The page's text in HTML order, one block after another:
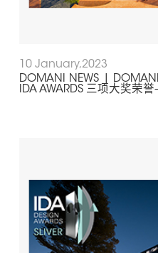
10 January,2023
DOMANI NEWS |
IDA AWARDS 三项大奖荣